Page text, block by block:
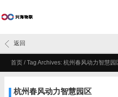
首页 /Tag Archives: 杭州春风动力智慧园
返回
杭州春风动力智慧园区